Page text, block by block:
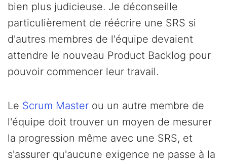
bien plus judicieuse. Je déconseille
particulièrement de réécrire une SRS si
d'autres membres de l'équipe devaient
attendre le nouveau Product Backlog pour
pouvoir commencer leur travail.
Le Scrum Master ou un autre membre de
l'équipe doit trouver un moyen de mesurer
la progression même avec une SRS, et
s'assurer qu'aucune exigence ne passe à la